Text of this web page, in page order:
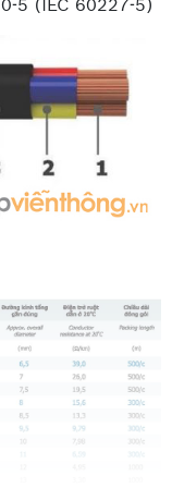
5 (IEC 60227-5)